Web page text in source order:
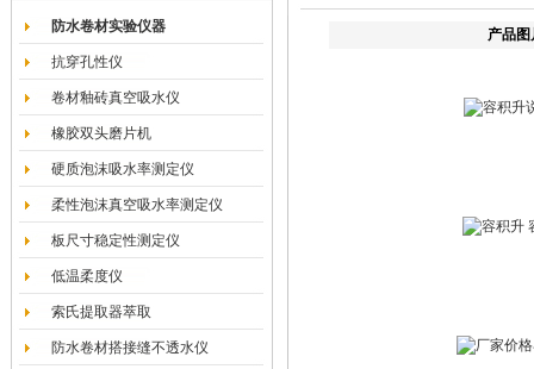
防水卷材实验仪器
抗穿孔性仪
卷材釉砖真空吸水仪
橡胶双头磨片机
硬质泡沫吸水率测定仪
柔性泡沫真空吸水率测定仪
板尺寸稳定性测定仪
低温柔度仪
索氏提取器萃取
防水卷材搭接缝不透水仪
产品图